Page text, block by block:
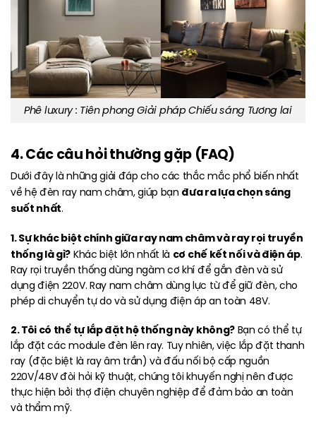
Phê luxury : Tiên phong Giải pháp Chiếu sáng Tương lai
4. Các câu hỏi thường gặp (FAQ)
Dưới đây là những giải đáp cho các thắc mắc phổ biến nhất
về hệ đèn ray nam châm, giúp bạn đưa ra lựa chọn sáng
suốt nhất.
1. Sự khác biệt chính giữa ray nam châm và ray rọi truyền
thống là gì?Khác biệt lớn nhất là cơ chế kết nối và điện áp.
Ray rọi truyền thống dùng ngàm cơ khí để gắn đèn và sử
dụng điện 220V. Ray nam châm dùng lực từ để giữ đèn, cho
phép di chuyển tự do và sử dụng điện áp an toàn 48V.
2. Tôi có thể tự lắp đặt hệ thống này không?Bạn có thể tự
lắp đặt các module đèn lên ray. Tuy nhiên, việc lắp đặt thanh
ray (đặc biệt là ray âm trần) và đấu nối bộ cấp nguồn
220V/48V đòi hỏi kỹ thuật, chúng tôi khuyến nghị nên được
thực hiện bởi thợ điện chuyên nghiệp để đảm bảo an toàn
và thẩm mỹ.